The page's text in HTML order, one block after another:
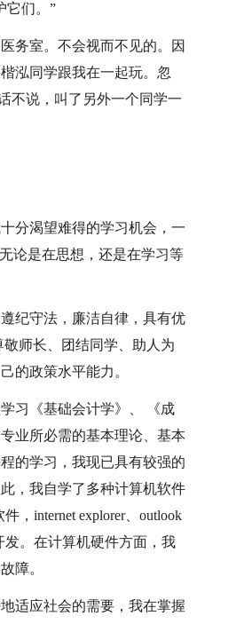
它们。”
务室。不会视而不见的。因
泓同学跟我在一起玩。忽
不说，叫了另外一个同学一
分渴望难得的学习机会，一
论是在思想，还是在学习等
纪守法，廉洁自律，具有优
师长、团结同学、助人为
的政策水平能力。
习《基础会计学》、 《成
业所必需的基本理论、基本
的学习，我现已具有较强的
，我自学了多种计算机软件
，internet explorer、outlook
发。在计算机硬件方面，我
障。
适应社会的需要，我在掌握